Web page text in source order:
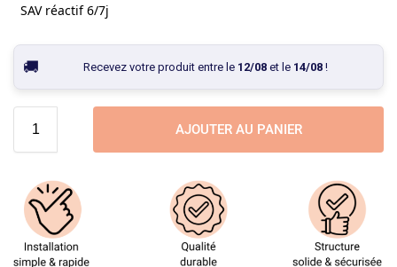
SAV réactif 6/7j
Recevez votre produit entre le 12/08et le 14/08!
AJOUTER AU PANIER